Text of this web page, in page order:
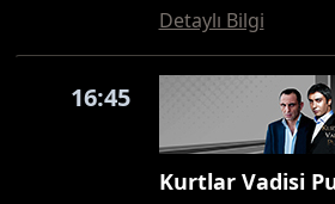
Detaylı Bilgi
16:45
Kurtlar Vadisi